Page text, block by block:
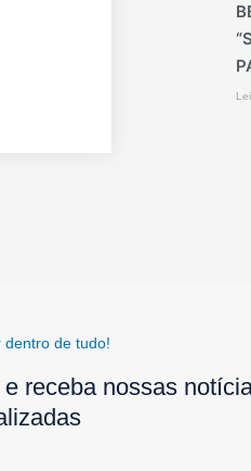
dentro de tudo!
receba nossas